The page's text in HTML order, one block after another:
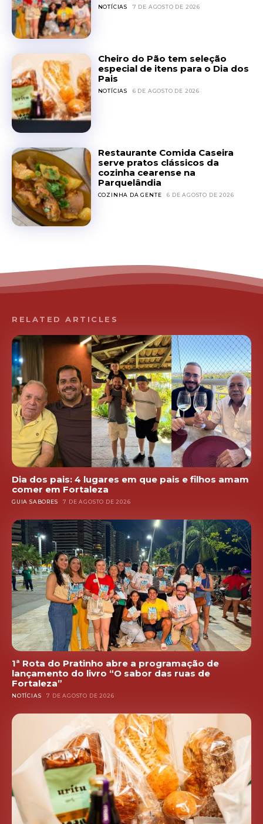
NOTÍCIAS 7 DE AGOSTO DE 2026
Cheiro do Pão tem seleção
especial de itens para o Dia dos
Pais
NOTÍCIAS 6 DE AGOSTO DE 2026
Restaurante Comida Caseira
serve pratos clássicos da
cozinha cearense na
Parquelândia
COZINHA DA GENTE 6 DE AGOSTO DE 2026
RELATED ARTICLES
Dia dos pais: 4 lugares em que pais e filhos amam
comer em Fortaleza
GUIA SABORES 7 DE AGOSTO DE 2026
1ª Rota do Pratinho abre a programação de
lançamento do livro “O sabor das ruas de
Fortaleza”
NOTÍCIAS 7 DE AGOSTO DE 2026